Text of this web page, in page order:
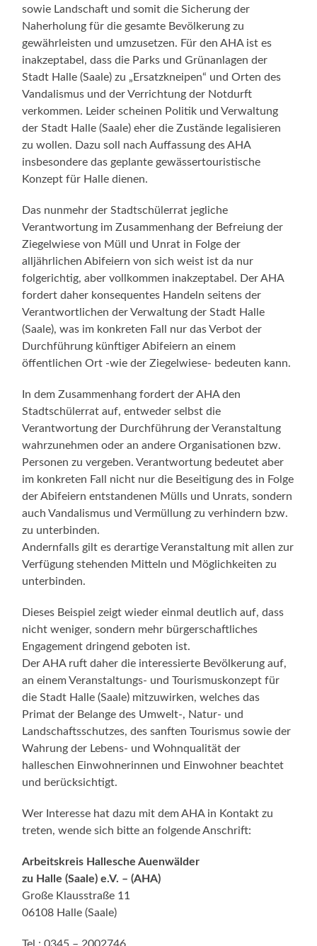
sowie Landschaft und somit die Sicherung der
Naherholung für die gesamte Bevölkerung zu
gewährleisten und umzusetzen. Für den AHA ist es
inakzeptabel, dass die Parks und Grünanlagen der
Stadt Halle (Saale) zu „Ersatzkneipen“ und Orten des
Vandalismus und der Verrichtung der Notdurft
verkommen. Leider scheinen Politik und Verwaltung
der Stadt Halle (Saale) eher die Zustände legalisieren
zu wollen. Dazu soll nach Auffassung des AHA
insbesondere das geplante gewässertouristische
Konzept für Halle dienen.
Das nunmehr der Stadtschülerrat jegliche
Verantwortung im Zusammenhang der Befreiung der
Ziegelwiese von Müll und Unrat in Folge der
alljährlichen Abifeiern von sich weist ist da nur
folgerichtig, aber vollkommen inakzeptabel. Der AHA
fordert daher konsequentes Handeln seitens der
Verantwortlichen der Verwaltung der Stadt Halle
(Saale), was im konkreten Fall nur das Verbot der
Durchführung künftiger Abifeiern an einem
öffentlichen Ort -wie der Ziegelwiese- bedeuten kann.
In dem Zusammenhang fordert der AHA den
Stadtschülerrat auf, entweder selbst die
Verantwortung der Durchführung der Veranstaltung
wahrzunehmen oder an andere Organisationen bzw.
Personen zu vergeben. Verantwortung bedeutet aber
im konkreten Fall nicht nur die Beseitigung des in Folge
der Abifeiern entstandenen Mülls und Unrats, sondern
auch Vandalismus und Vermüllung zu verhindern bzw.
zu unterbinden.
Andernfalls gilt es derartige Veranstaltung mit allen zur
Verfügung stehenden Mitteln und Möglichkeiten zu
unterbinden.
Dieses Beispiel zeigt wieder einmal deutlich auf, dass
nicht weniger, sondern mehr bürgerschaftliches
Engagement dringend geboten ist.
Der AHA ruft daher die interessierte Bevölkerung auf,
an einem Veranstaltungs- und Tourismuskonzept für
die Stadt Halle (Saale) mitzuwirken, welches das
Primat der Belange des Umwelt-, Natur- und
Landschaftsschutzes, des sanften Tourismus sowie der
Wahrung der Lebens- und Wohnqualität der
halleschen Einwohnerinnen und Einwohner beachtet
und berücksichtigt.
Wer Interesse hat dazu mit dem AHA in Kontakt zu
treten, wende sich bitte an folgende Anschrift:
Arbeitskreis Hallesche Auenwälder
zu Halle (Saale) e.V. – (AHA)
Große Klausstraße 11
06108 Halle (Saale)
Tel.: 0345 – 2002746